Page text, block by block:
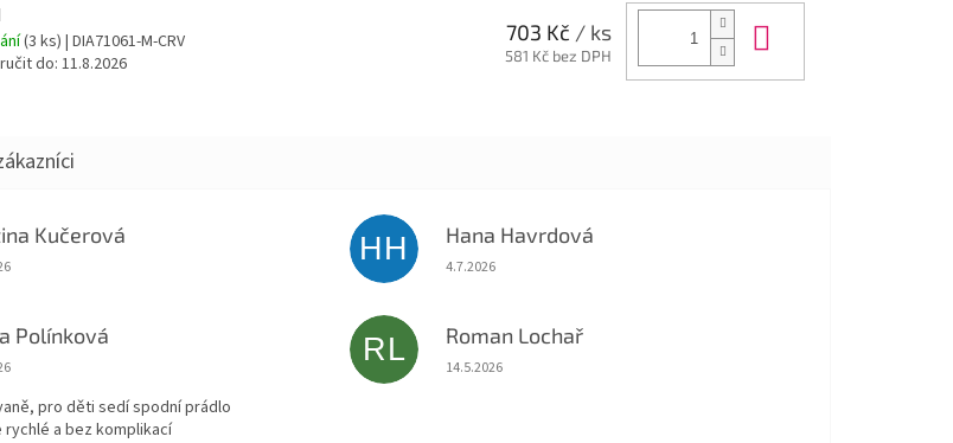
(3 ks) | DIA71061-M-CRV
do: 11.8.2026
703 Kč / ks
581 Kč bez DPH
Kučerová
obchodu je 5 z 5 hvězdiček. HH Hana Havrdová
Hodnocení obchodu je 5 z 5 hvězdiček.
4.7.2026
Polínková
obchodu je 5 z 5 hvězdiček.
pro děti sedí spodní prádlo
a bez komplikací
RL Roman Lochař
Hodnocení obchodu je 5 z 5 hvězdiček.
14.5.2026